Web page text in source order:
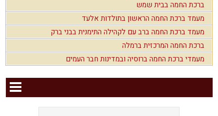
ברכת החמה בבית שמש
מעמד ברכת החמה הראשון בתולדות אלעד
מעמד ברכת החמה ברב עם לקהילה התימנית בבני ברק
ברכת החמה המרכזית ברמלה
מעמדי ברכת החמה ברוסיה ובמדינות חבר העמים